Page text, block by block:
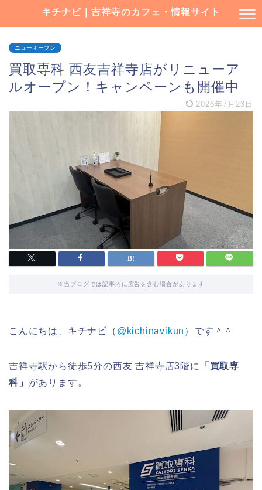
キチナビ｜吉祥寺のカフェ・情報サイト
ニューオープン
買取専科 西友吉祥寺店がリニューア
ルオープン！キャンペーンも開催中
2026年7月23日
※当ブログでは記事内に広告を含む場合があります
こんにちは、キチナビ（ @kichinavikun ）です＾＾
吉祥寺駅から徒歩5分の西友 吉祥寺店3階に
「買取専
科」 があります。